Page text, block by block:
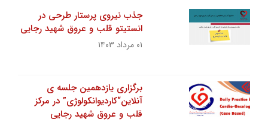
جذب نیروی پرستار طرحی در
انستیتو قلب و عروق شهید رجایی
۰۱ مرداد ۱۴۰۳
برگزاری یازدهمین جلسه ى
آنلاین“کاردیوانکولوژى” در مرکز
قلب و عروق شهید رجایی